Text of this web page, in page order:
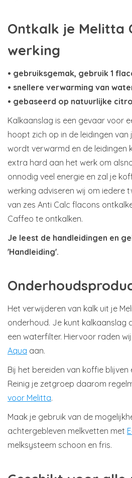
Ontkalk je Melitta
werking
• gebruiksgemak, gebruik 1
• snellere verwarming van
• gebaseerd op natuurlijke
Kalkaanslag is een gevaar voor
hoopt zich op in de leidingen
wordt verwarmd en de leidingen
extra hard aan het werk om
onnodig veel energie en zal je
werking adviseren wij om iedere
van zes Anti Calc flacons
Caffeo te ontkalken.
Je leest de handleidingen en
'Handleiding'.
Het verwijderen van kalk uit je
onderhoud. Je kunt kalkaanslag
een waterfilter. Hiervoor raden
Aqua aan.
Bij het bereiden van koffie
Reinig je zetgroep daarom
voor Melitta.
Maak je gebruik van de
achtergebleven melkvetten met
melksysteem schoon en fris.